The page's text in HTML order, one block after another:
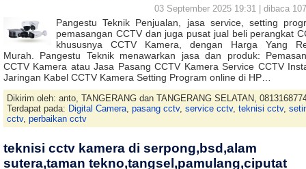
03 September 2025 19:31 | dibaca
Pangestu Teknik Penjualan, jasa service, setting
pemasangan CCTV dan juga pusat jual beli perangkat
khususnya CCTV Kamera, dengan Harga Yang
Murah. Pangestu Teknik menawarkan jasa dan produk:
CCTV Kamera atau Jasa Pasang CCTV Kamera Service CCTV
Jaringan Kabel CCTV Kamera Setting Program online di HP…
Dikirim oleh: anto, TANGERANG dan TANGERANG SELATAN,
Terdapat pada: Digital Camera, pasang cctv, service cctv, teknisi cctv,
cctv, perbaikan cctv
teknisi cctv kamera di serpong,bsd,alam
sutera,taman tekno,tangsel,pamulang,ciputat